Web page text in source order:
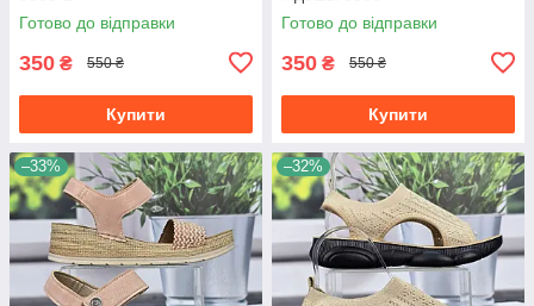
Готово до відправки
350 ₴ 550 ₴
Купити
Готово до відправки
350 ₴ 550 ₴
Купити
–33% –32%